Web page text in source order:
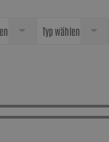
Typ wählen